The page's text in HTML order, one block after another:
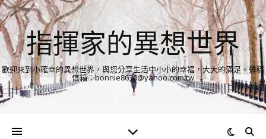
指揮家的異想世界
歡迎來到小確幸的異想世界，與您分享生活中小小的幸福，大大的滿足。邀稿
信箱：bonnie8630@yahoo.com.tw